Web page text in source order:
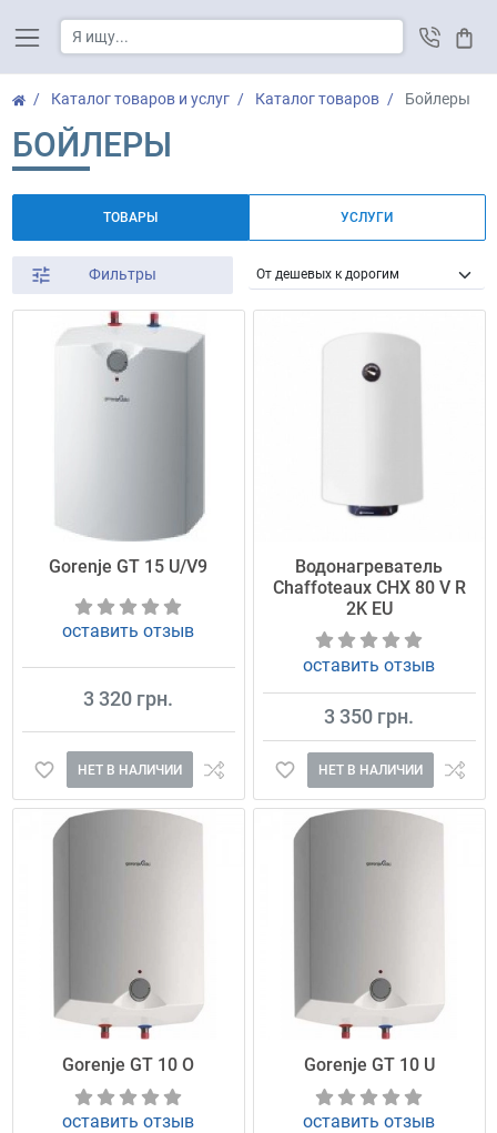
Каталог товаров и услуг Каталог товаров Бойлеры
БОЙЛЕРЫ
ТОВАРЫ УСЛУГИ
Фильтры
Gorenje GT 15 U/V9
оставить отзыв
3 320 грн.
НЕТ В НАЛИЧИИ
Водонагреватель
Chaffoteaux CHX 80 V R
2K EU
оставить отзыв
3 350 грн.
НЕТ В НАЛИЧИИ
Gorenje GT 10 O
оставить отзыв
Gorenje GT 10 U
оставить отзыв